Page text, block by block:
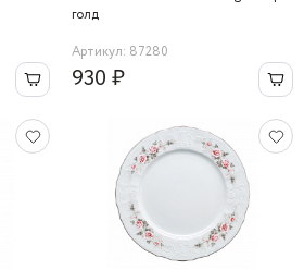
голд
Артикул: 87280
930 ₽